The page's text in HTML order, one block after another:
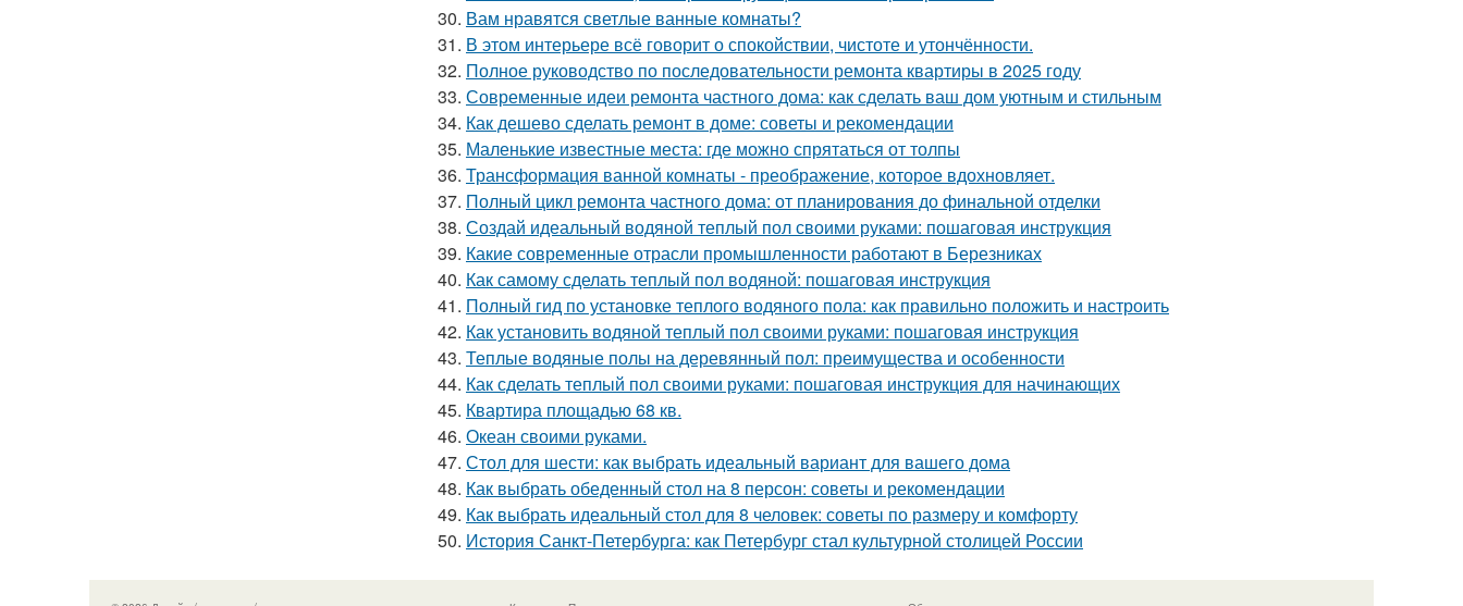
30. Вам нравятся светлые ванные комнаты?
31. В этом интерьере всё говорит о спокойствии, чистоте и утончённости.
32. Полное руководство по последовательности ремонта квартиры в 2025 году
33. Современные идеи ремонта частного дома: как сделать ваш дом уютным и стильным
34. Как дешево сделать ремонт в доме: советы и рекомендации
35. Маленькие известные места: где можно спрятаться от толпы
36. Трансформация ванной комнаты - преображение, которое вдохновляет.
37. Полный цикл ремонта частного дома: от планирования до финальной отделки
38. Создай идеальный водяной теплый пол своими руками: пошаговая инструкция
39. Какие современные отрасли промышленности работают в Березниках
40. Как самому сделать теплый пол водяной: пошаговая инструкция
41. Полный гид по установке теплого водяного пола: как правильно положить и настроить
42. Как установить водяной теплый пол своими руками: пошаговая инструкция
43. Теплые водяные полы на деревянный пол: преимущества и особенности
44. Как сделать теплый пол своими руками: пошаговая инструкция для начинающих
45. Квартира площадью 68 кв.
46. Океан своими руками.
47. Стол для шести: как выбрать идеальный вариант для вашего дома
48. Как выбрать обеденный стол на 8 персон: советы и рекомендации
49. Как выбрать идеальный стол для 8 человек: советы по размеру и комфорту
50. История Санкт-Петербурга: как Петербург стал культурной столицей России